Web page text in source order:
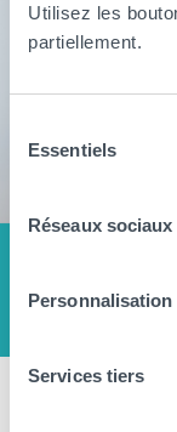
Utilisez les
partiellement.
Essentiels
Réseaux sociaux
Personnalisation
Services tiers